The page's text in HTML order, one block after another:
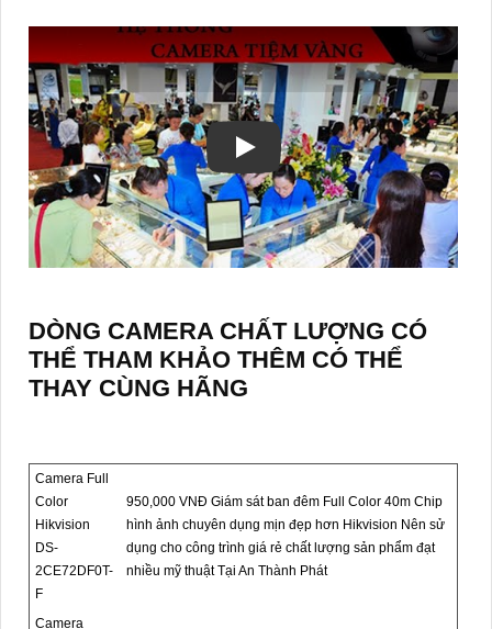
DÒNG CAMERA CHẤT LƯỢNG CÓ
THỂ THAM KHẢO THÊM CÓ THỂ
THAY CÙNG HÃNG
Camera Full
Color
Hikvision
DS-
2CE72DF0T-
F
950,000 VNĐ Giám sát ban đêm Full Color 40m Chip
hình ảnh chuyên dụng mịn đẹp hơn Hikvision Nên sử
dụng cho công trình giá rẻ chất lượng sản phẩm đạt
nhiều mỹ thuật Tại An Thành Phát
Camera